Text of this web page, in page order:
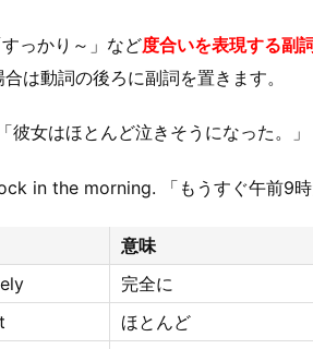
すっかり～」など度合いを表現する副
は動詞の後ろに副詞を置きます。
彼女はほとんど泣きそうになった。」
in the morning. 「もうすぐ午前9時
意味
完全に
ほとんど